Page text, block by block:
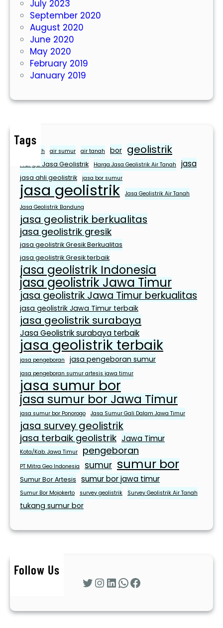
k
July 2023
September 2020
August 2020
June 2020
May 2020
February 2019
January 2019
Tags
air bersih air sumur air tanah bor geolistrik
Harga Jasa Geolistrik Harga Jasa Geolistrik Air Tanah jasa
jasa ahli geolistrik jasa bor sumur
jasa geolistrik
Jasa Geolistrik Air Tanah
Jasa Geolistrik Bandung
jasa geolistrik berkualitas
jasa geolistrik gresik
jasa geolistrik Gresik Berkualitas
jasa geolistrik Gresik terbaik
jasa geolistrik Indonesia
jasa geolistrik Jawa Timur
jasa geolistrik Jawa Timur berkualitas
jasa geolistrik Jawa Timur terbaik
jasa geolistrik surabaya
Jasa Geolistrik surabaya terbaik
jasa geolistrik terbaik
jasa pengeboran jasa pengeboran sumur
jasa pengeboran sumur artesis jawa timur
jasa sumur bor
jasa sumur bor Jawa Timur
jasa sumur bor Ponorogo Jasa Sumur Gali Dalam Jawa Timur
jasa survey geolistrik
jasa terbaik geolistrik Jawa Timur
Kota/Kab. Jawa Timur pengeboran
PT Mitra Geo Indonesia sumur sumur bor
Sumur Bor Artesis sumur bor jawa timur
Sumur Bor Mojokerto survey geolistrik Survey Geolistrik Air Tanah
tukang sumur bor
Follow Us
Twitter InstagramLinkedIn WhatsApp Facebook